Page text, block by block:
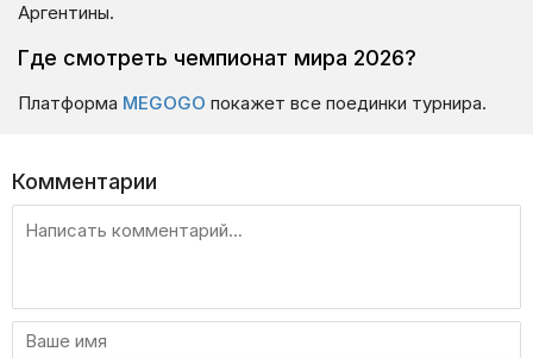
Аргентины.
Где смотреть чемпионат мира 2026?
Платформа MEGOGO покажет все поединки турнира.
Комментарии